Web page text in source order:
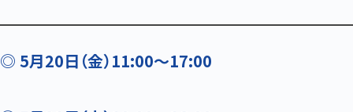
◎ 5月20日（金）11:00～17:00